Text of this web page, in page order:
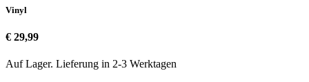
Vinyl
€ 29,99
Auf Lager. Lieferung in 2-3 Werktagen